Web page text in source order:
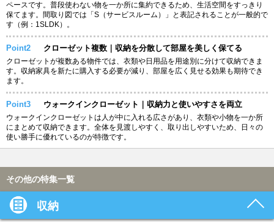
ペースです。普段使わない物を一か所に集約できるため、生活空間をすっきり
保てます。間取り図では「S（サービスルーム）」と表記されることが一般的で
す（例：1SLDK）。
Point2 クローゼット複数｜収納を分散して部屋を美しく保てる
クローゼットが複数ある物件では、衣類や日用品を用途別に分けて収納できま
す。収納家具を新たに購入する必要が減り、部屋を広く見せる効果も期待でき
ます。
Point3 ウォークインクローゼット｜収納力と使いやすさを両立
ウォークインクローゼットは人が中に入れる広さがあり、衣類や小物を一か所
にまとめて収納できます。全体を見渡しやすく、取り出しやすいため、日々の
使い勝手に優れているのが特徴です。
その他の特集一覧
収納